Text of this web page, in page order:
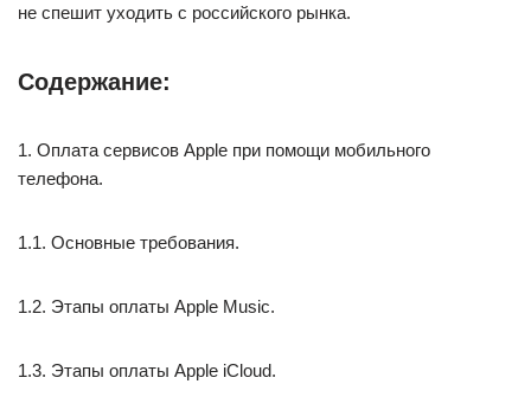
не спешит уходить с российского рынка.
Содержание:
1. Оплата сервисов Apple при помощи мобильного
телефона.
1.1. Основные требования.
1.2. Этапы оплаты Apple Music.
1.3. Этапы оплаты Apple iCloud.